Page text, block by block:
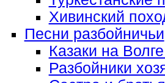
Хивинский
Песни разбойничьи
Казаки на
Разбойники